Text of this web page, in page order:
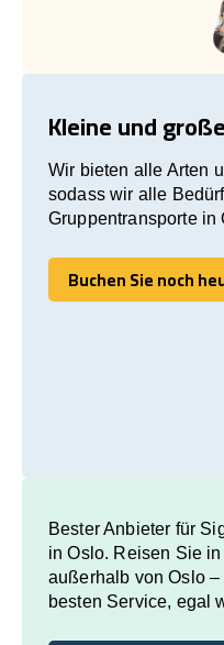
Kleine und
Wir bieten alle Arten
sodass wir alle
Gruppentransporte in
Buchen Sie noch
Buchen Sie noch
Bester Anbieter für
in Oslo. Reisen Sie
außerhalb von Oslo
besten Service, egal